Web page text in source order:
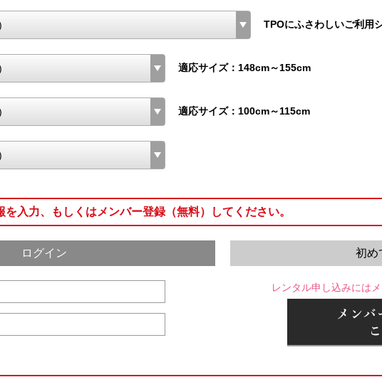
TPOにふさわしいご利用
適応サイズ：148cm～155cm
適応サイズ：100cm～115cm
を入力、もしくはメンバー登録（無料）してください。
ログイン 初め
レンタル申し込みには